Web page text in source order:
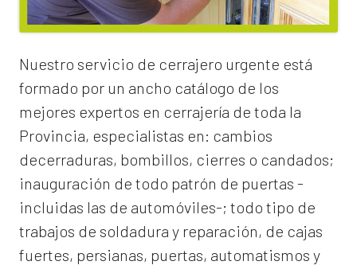
Nuestro servicio de cerrajero urgente está
formado por un ancho catálogo de los
mejores expertos en cerrajería de toda la
Provincia, especialistas en: cambios
decerraduras, bombillos, cierres o candados;
inauguración de todo patrón de puertas -
incluidas las de automóviles-; todo tipo de
trabajos de soldadura y reparación, de cajas
fuertes, persianas, puertas, automatismos y